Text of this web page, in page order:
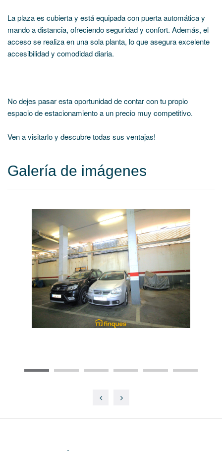
La plaza es cubierta y está equipada con puerta automática y
mando a distancia, ofreciendo seguridad y confort. Además, el
acceso se realiza en una sola planta, lo que asegura excelente
accesibilidad y comodidad diaria.
No dejes pasar esta oportunidad de contar con tu propio
espacio de estacionamiento a un precio muy competitivo.
Ven a visitarlo y descubre todas sus ventajas!
Galería de imágenes